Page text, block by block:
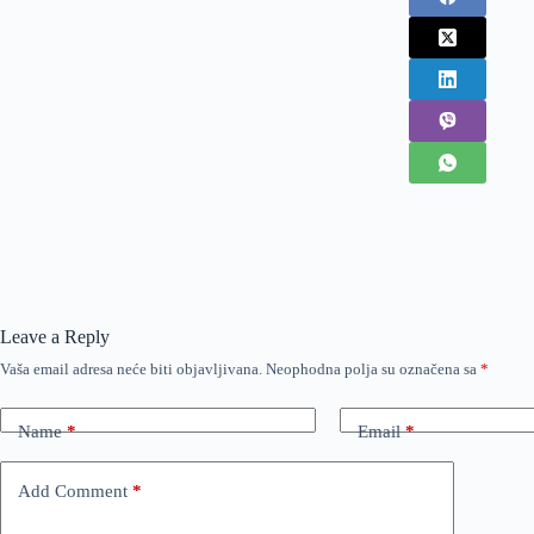
Leave a Reply
Vaša email adresa neće biti objavljivana. Neophodna polja su označena sa *
Name* Email*
Add Comment *